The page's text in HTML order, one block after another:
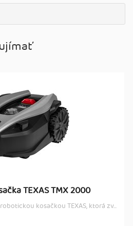
TEXAS TMX 2000
kosačkou TEXAS, ktorá zv...